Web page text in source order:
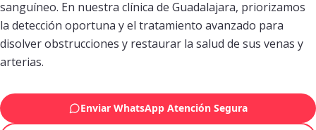
sanguíneo. En nuestra clínica de Guadalajara, priorizamos
la detección oportuna y el tratamiento avanzado para
disolver obstrucciones y restaurar la salud de sus venas y
arterias.
Enviar WhatsApp Atención Segura